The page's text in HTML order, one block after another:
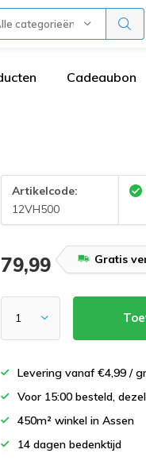
categorieën
Cadeaubon
Artikelcode:
12VH500
79,99 Gratis
Levering vanaf €4,99 /
Voor 15:00 besteld,
450m² winkel in Assen
14 dagen bedenktijd